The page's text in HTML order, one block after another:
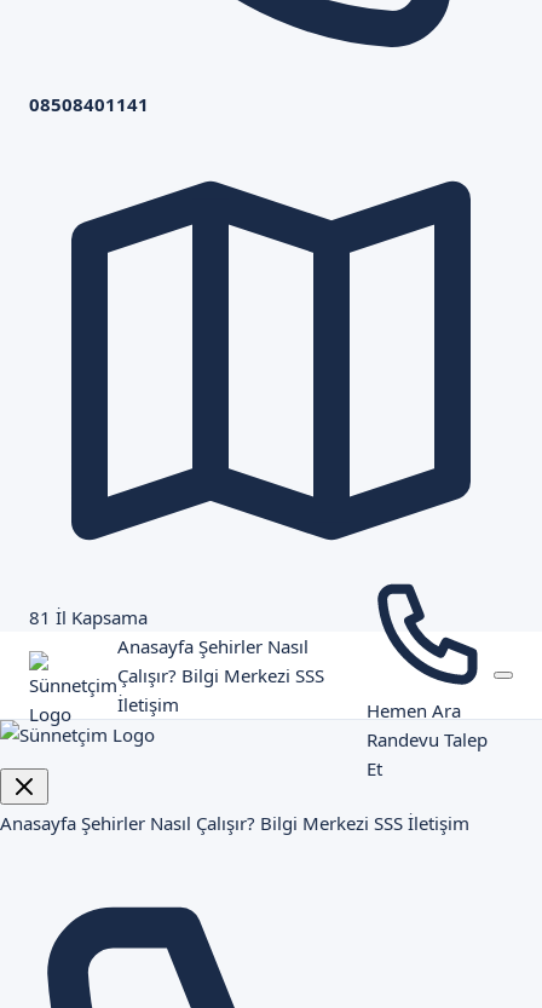
08508401141
81 İl Kapsama
Anasayfa Şehirler Nasıl
Çalışır? Bilgi Merkezi SSS
İletişim
Hemen Ara
Randevu Talep
Et
Anasayfa Şehirler Nasıl Çalışır? Bilgi Merkezi SSS İletişim